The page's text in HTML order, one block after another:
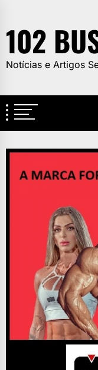
the
content
102
Notícias e Artigos